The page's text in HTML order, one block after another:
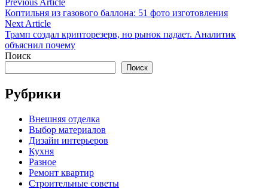
Навигация
по
записям
article:
Коптильня из газового баллона: 51 фото изготовления
Next ArticleNext
article:
Трамп создал крипторезерв, но рынок падает. Аналитик
объяснил почему
Поиск
Поиск
Рубрики
Внешняя отделка
Выбор материалов
Дизайн интерьеров
Кухня
Разное
Ремонт квартир
Строительные советы